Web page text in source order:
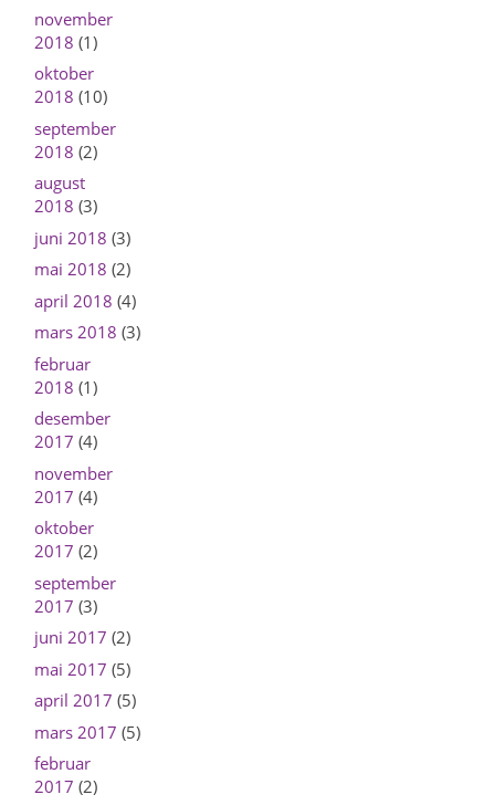
november
2018 (1)
oktober
2018 (10)
september
2018 (2)
august
2018 (3)
juni 2018 (3)
mai 2018 (2)
april 2018 (4)
mars 2018 (3)
februar
2018 (1)
desember
2017 (4)
november
2017 (4)
oktober
2017 (2)
september
2017 (3)
juni 2017 (2)
mai 2017 (5)
april 2017 (5)
mars 2017 (5)
februar
2017 (2)